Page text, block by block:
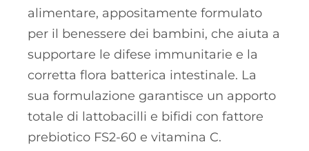
alimentare, appositamente formulato
per il benessere dei bambini, che aiuta a
supportare le difese immunitarie e la
corretta flora batterica intestinale. La
sua formulazione garantisce un apporto
totale di lattobacilli e bifidi con fattore
prebiotico FS2-60 e vitamina C.